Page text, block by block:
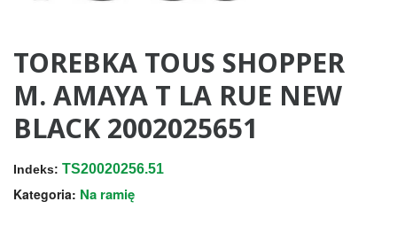
TOREBKA TOUS SHOPPER
M. AMAYA T LA RUE NEW
BLACK 2002025651
Indeks: TS20020256.51
Kategoria: Na ramię